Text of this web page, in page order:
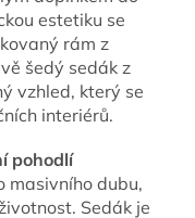
estetiku se
rám z
šedý sedák z
vzhled, který se
interiérů.
pohodlí
masivního dubu,
Sedák je